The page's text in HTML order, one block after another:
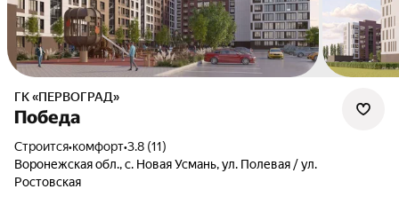
ГК «ПЕРВОГРАД»
Победа
Строится•комфорт•3.8 (11)
Воронежская обл., с. Новая Усмань, ул. Полевая / ул.
Ростовская